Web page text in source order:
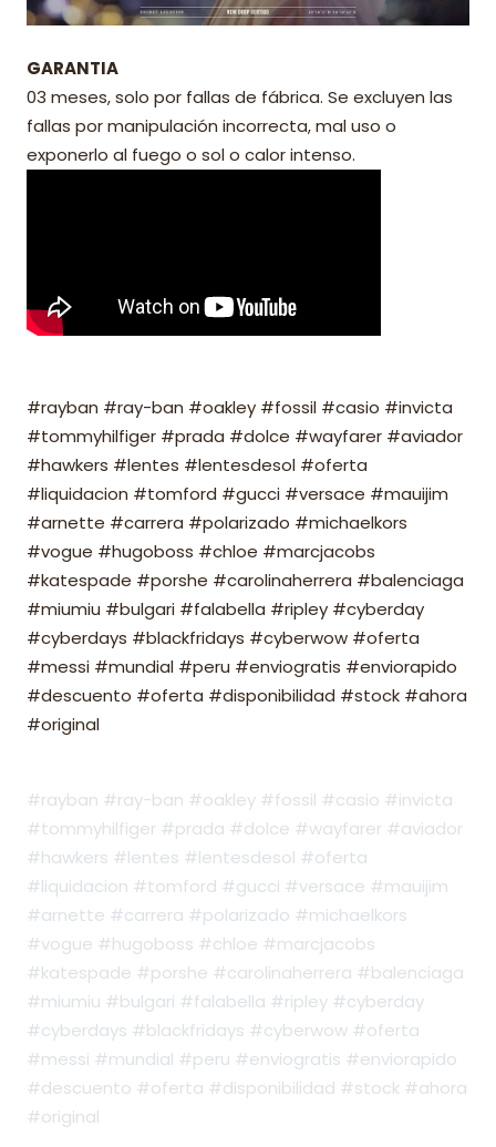
GARANTIA
03 meses, solo por fallas de fábrica. Se excluyen las
fallas por manipulación incorrecta, mal uso o
exponerlo al fuego o sol o calor intenso.
#rayban #ray-ban #oakley #fossil #casio #invicta
#tommyhilfiger #prada #dolce #wayfarer #aviador
#hawkers #lentes #lentesdesol #oferta
#liquidacion #tomford #gucci #versace #mauijim
#arnette #carrera #polarizado #michaelkors
#vogue #hugoboss #chloe #marcjacobs
#katespade #porshe #carolinaherrera #balenciaga
#miumiu #bulgari #falabella #ripley #cyberday
#cyberdays #blackfridays #cyberwow #oferta
#messi #mundial #peru #enviogratis #enviorapido
#descuento #oferta #disponibilidad #stock #ahora
#original
#rayban #ray-ban #oakley #fossil #casio #invicta
#tommyhilfiger #prada #dolce #wayfarer #aviador
#hawkers #lentes #lentesdesol #oferta
#liquidacion #tomford #gucci #versace #mauijim
#arnette #carrera #polarizado #michaelkors
#vogue #hugoboss #chloe #marcjacobs
#katespade #porshe #carolinaherrera #balenciaga
#miumiu #bulgari #falabella #ripley #cyberday
#cyberdays #blackfridays #cyberwow #oferta
#messi #mundial #peru #enviogratis #enviorapido
#descuento #oferta #disponibilidad #stock #ahora
#original